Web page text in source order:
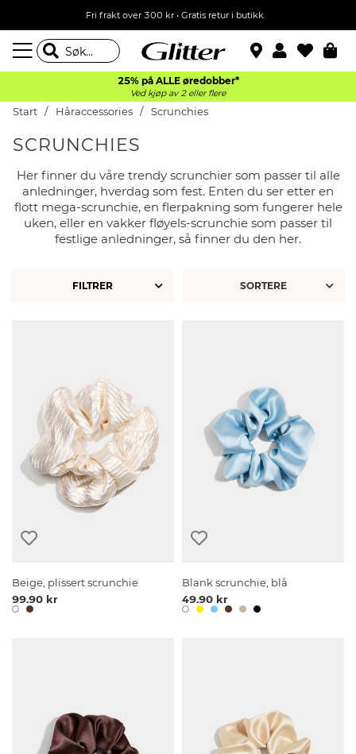
Fri frakt over 300 kr • Gratis retur i butikk
25% på ALLE øredobber*
Ved kjøp av 2 eller flere
Start Håraccessories Scrunchies
SCRUNCHIES
Her finner du våre trendy scrunchier som passer til alle
anledninger, hverdag som fest. Enten du ser etter en
flott mega-scrunchie, en flerpakning som fungerer hele
uken, eller en vakker fløyels-scrunchie som passer til
festlige anledninger, så finner du den her.
FILTRER
Beige, plissert scrunchie
99.90 kr
Blank scrunchie, blå
49.90 kr